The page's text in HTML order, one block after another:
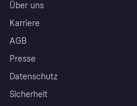
Über uns
Karriere
AGB
Presse
Datenschutz
Sicherheit